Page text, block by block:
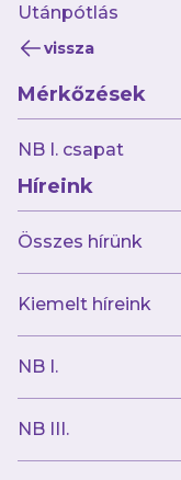
Utánpótlás
vissza
Mérkőzések
NB I. csapat
Híreink
Összes hírünk
Kiemelt híreink
NB I.
NB III.
A